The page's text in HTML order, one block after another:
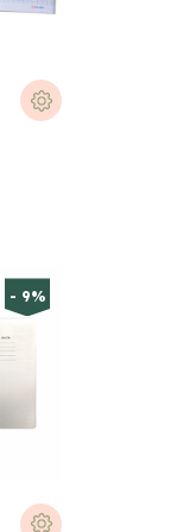
- 9%